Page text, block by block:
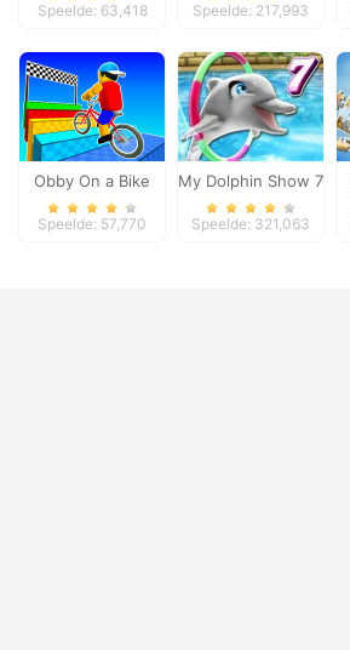
Speelde: 63,418 Speelde: 217,993
Obby On a Bike
Speelde: 57,770
My Dolphin Show 7
Speelde: 321,063